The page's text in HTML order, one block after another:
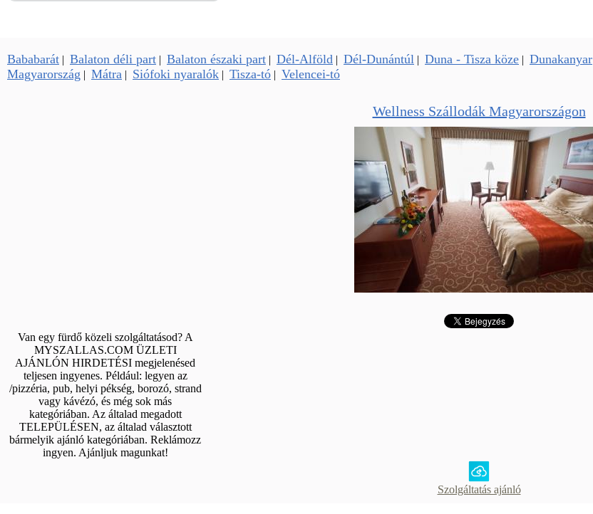
Bababarát | Balaton déli part | Balaton északi part | Dél-Alföld | Dél-Dunántúl | Duna - Tisza köze | Dunakanyar
Magyarország | Mátra | Siófoki nyaralók | Tisza-tó | Velencei-tó
Wellness Szállodák Magyarországon
Van egy fürdő közeli szolgáltatásod? A
MYSZALLAS.COM ÜZLETI
AJÁNLÓN HIRDETÉSI megjelenésed
teljesen ingyenes. Például: legyen az
/pizzéria, pub, helyi pékség, borozó, strand
vagy kávézó, és még sok más
kategóriában. Az általad megadott
TELEPÜLÉSEN, az általad választott
bármelyik ajánló kategóriában. Reklámozz
ingyen. Ajánljuk magunkat!
Szolgáltatás ajánló